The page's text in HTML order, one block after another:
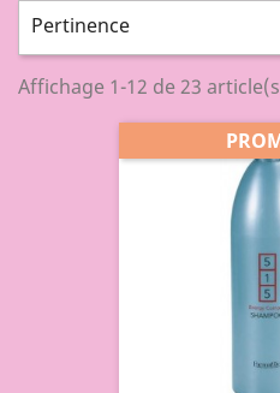
Pertinence
Affichage 1-12 de 23